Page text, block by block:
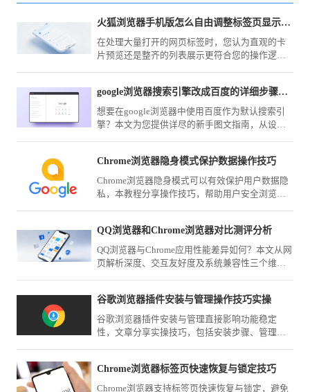
火狐浏览器手机版怎么自由调整标签页显示模式
在处理大量打开的网页标签时，您认为直观的卡
片预览还是整齐的列表展示更符合您的操作逻
任务场景。
google浏览器搜索引擎改成百度的详细步骤新手图文教学
想要在google浏览器中使用百度作为默认搜索引
擎？本文为您提供详尽的新手图文指南，从设置
Chrome浏览器隐身模式保护数据操作技巧
Chrome浏览器隐身模式可以有效保护用户数据隐
私，本教程分享操作技巧，帮助用户安全浏览网
QQ浏览器和Chrome浏览器对比测评分析
QQ浏览器与Chrome应用性能差异如何？本文从网
页解析深度、交互友好度及系统兼容性三个维度
谷歌浏览器插件安装与管理操作技巧实操
谷歌浏览器插件安装与管理直接影响功能稳定
性，文章分享实操技巧，包括安装步骤、管理方
Chrome浏览器标签页快速恢复与锁定技巧
Chrome浏览器支持标签页快速恢复与锁定，避免